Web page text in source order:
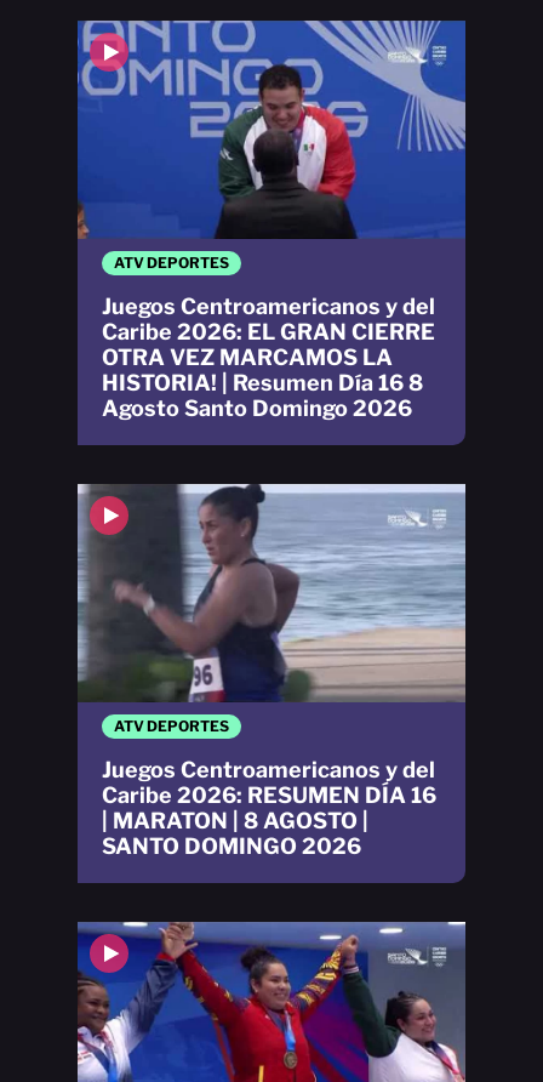
ATV DEPORTES
Juegos Centroamericanos y del
Caribe 2026: EL GRAN CIERRE
OTRA VEZ MARCAMOS LA
HISTORIA! | Resumen Día 16 8
Agosto Santo Domingo 2026
ATV DEPORTES
Juegos Centroamericanos y del
Caribe 2026: RESUMEN DÍA 16
| MARATON | 8 AGOSTO |
SANTO DOMINGO 2026